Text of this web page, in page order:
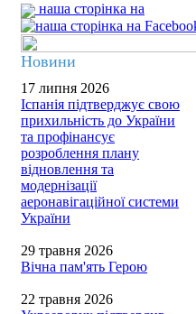
наша сторінка на
Новини
17 липня 2026
Іспанія підтверджує свою
прихильність до України
та профінансує
розроблення плану
відновлення та
модернізації
аеронавігаційної системи
України
29 травня 2026
Вічна пам'ять Герою
22 травня 2026